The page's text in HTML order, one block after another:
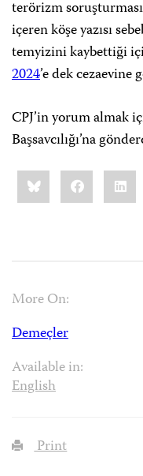
terörizm
içeren köşe yazısı
temyizini kaybettiği
2024’e dek
CPJ’in yorum almak
Başsavcılığı’na
Share
this:BlueskyFacebook
More On:
Demeçler
Available in:
English
Print